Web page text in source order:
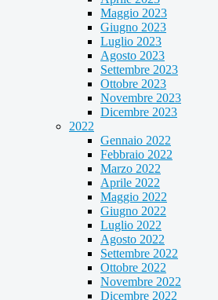
Maggio 2023
Giugno 2023
Luglio 2023
Agosto 2023
Settembre 2023
Ottobre 2023
Novembre 2023
Dicembre 2023
2022
Gennaio 2022
Febbraio 2022
Marzo 2022
Aprile 2022
Maggio 2022
Giugno 2022
Luglio 2022
Agosto 2022
Settembre 2022
Ottobre 2022
Novembre 2022
Dicembre 2022